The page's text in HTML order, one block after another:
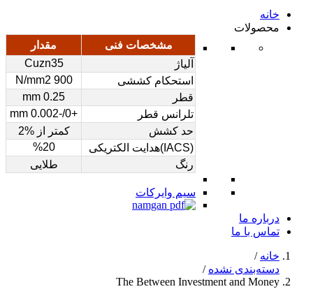
خانه
محصولات
مشخصات فنی
مقدار
آلیاژ
Cuzn35
استحکام کششی
900 N/mm2
قطر
0.25 mm
تلرانس قطر
+0/-0.002 mm
حد کشش
کمتر از %2
(IACS)هدایت الکتریکی
%20
رنگ
طلایی
سیم وایرکات
درباره ما
تماس با ما
خانه /
دسته‌بندی نشده /
The Between Investment and Money